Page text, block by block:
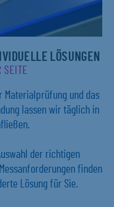
LÖSUNGEN
SEITE
Materialprüfung und das
lassen wir täglich in
der richtigen
finden
Lösung für Sie.